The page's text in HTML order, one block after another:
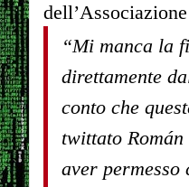
“Mi manca la
direttamente
conto che
twittato
aver